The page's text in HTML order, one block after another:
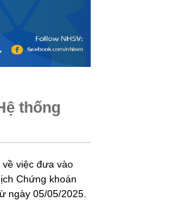
thống
việc đưa vào
Chứng khoán
ngày 05/05/2025.